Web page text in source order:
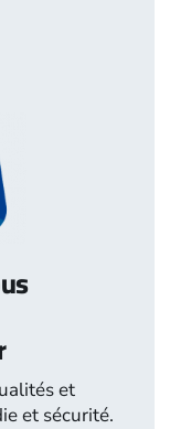
et
et sécurité.